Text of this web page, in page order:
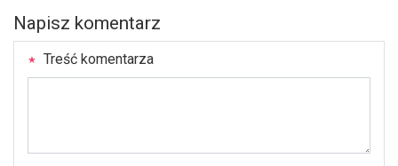
Napisz komentarz
Treść komentarza